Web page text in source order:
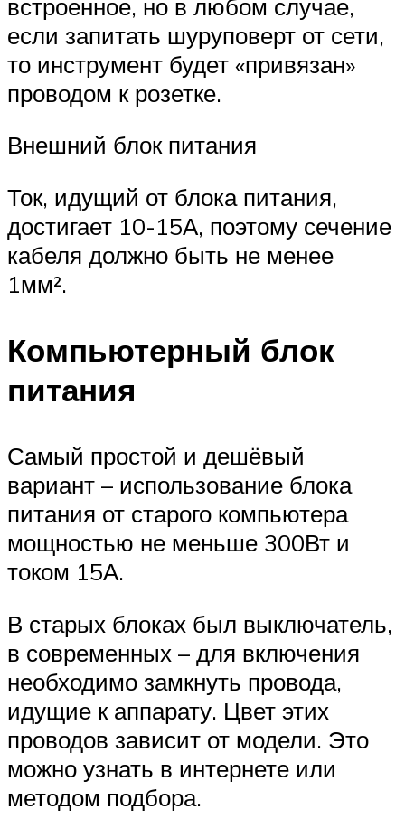
встроенное, но в любом случае,
если запитать шуруповерт от сети,
то инструмент будет «привязан»
проводом к розетке.
Внешний блок питания
Ток, идущий от блока питания,
достигает 10-15А, поэтому сечение
кабеля должно быть не менее
1мм².
Компьютерный блок
питания
Самый простой и дешёвый
вариант – использование блока
питания от старого компьютера
мощностью не меньше 300Вт и
током 15А.
В старых блоках был выключатель,
в современных – для включения
необходимо замкнуть провода,
идущие к аппарату. Цвет этих
проводов зависит от модели. Это
можно узнать в интернете или
методом подбора.